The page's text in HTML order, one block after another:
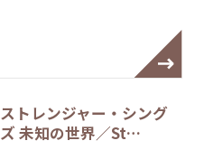
ストレンジャー・シング
ズ 未知の世界／St…